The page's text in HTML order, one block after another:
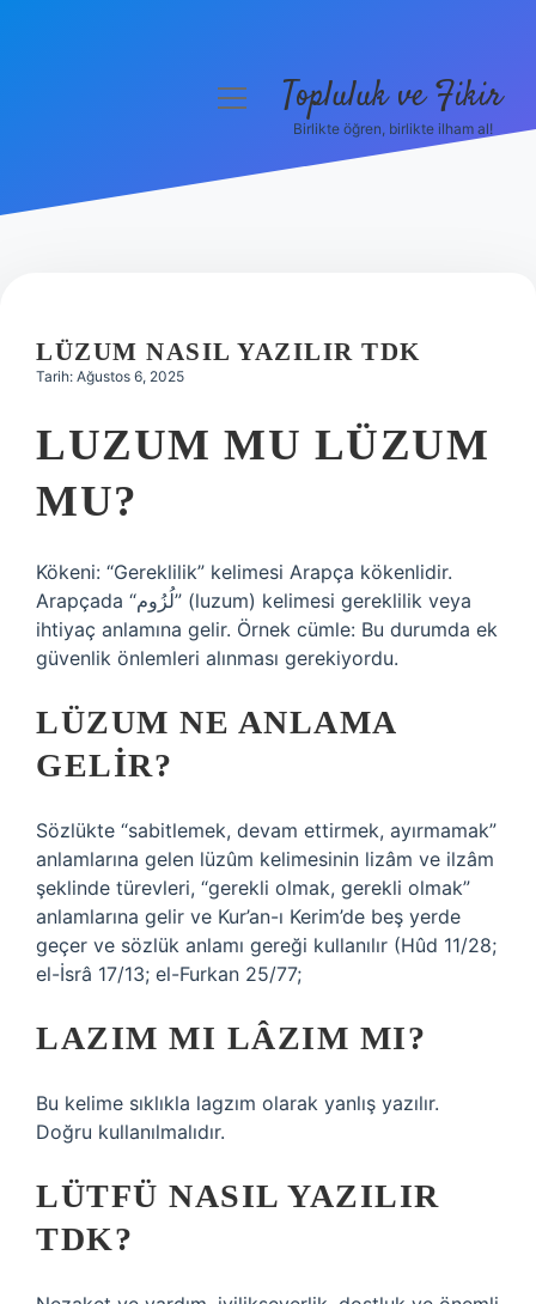
Hakkımızda
menüyüTopluluk ve Fikir
Birlikte öğren, birlikte ilham al!
LÜZUM NASIL YAZILIR TDK
Tarih: Ağustos 6, 2025
LUZUM MU LÜZUM
MU?
Kökeni: “Gereklilik” kelimesi Arapça kökenlidir.
Arapçada “لُزُوم” (luzum) kelimesi gereklilik veya
ihtiyaç anlamına gelir. Örnek cümle: Bu durumda ek
güvenlik önlemleri alınması gerekiyordu.
LÜZUM NE ANLAMA
GELIR?
Sözlükte “sabitlemek, devam ettirmek, ayırmamak”
anlamlarına gelen lüzûm kelimesinin lizâm ve ilzâm
şeklinde türevleri, “gerekli olmak, gerekli olmak”
anlamlarına gelir ve Kur’an-ı Kerim’de beş yerde
geçer ve sözlük anlamı gereği kullanılır (Hûd 11/28;
el-İsrâ 17/13; el-Furkan 25/77;
LAZIM MI LÂZIM MI?
Bu kelime sıklıkla lagzım olarak yanlış yazılır.
Doğru kullanılmalıdır.
LÜTFÜ NASIL YAZILIR
TDK?